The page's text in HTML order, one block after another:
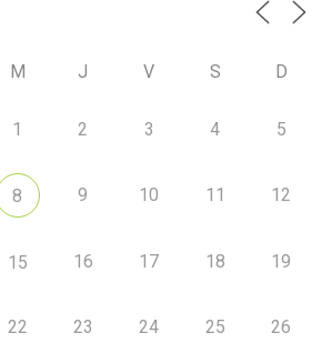
M J V S D
1 2 3 4 5
8 9 10 11 12
15 16 17 18 19
22 23 24 25 26